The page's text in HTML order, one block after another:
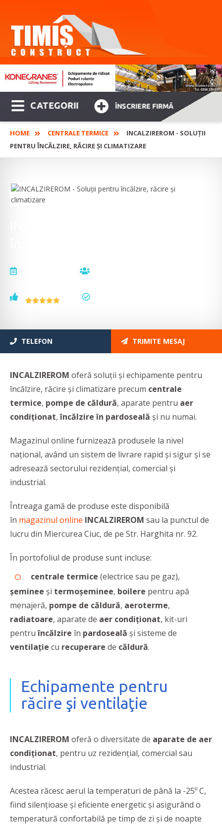
CATEGORII ÎNSCRIERE FIRMĂ
HOME CENTRALE TERMICE
INCALZIREROM - SOLUŢII
PENTRU ÎNCĂLZIRE, RĂCIRE ŞI CLIMATIZARE
TELEFON TRIMITE MESAJ
INCALZIREROM oferă soluţii şi echipamente pentru
încălzire, răcire şi climatizare precum centrale
termice, pompe de căldură, aparate pentru aer
condiţionat,încălzire în pardoseală şi nu numai.
Magazinul online furnizează produsele la nivel
național, având un sistem de livrare rapid şi sigur și se
adresează sectorului rezidenţial, comercial şi
industrial.
Întreaga gamă de produse este disponibilă
în magazinul online INCALZIREROM sau la punctul de
lucru din Miercurea Ciuc, de pe Str. Harghita nr. 92.
În portofoliul de produse sunt incluse:
centrale termice (electrice sau pe gaz),
şeminee şi termoşeminee, boilere pentru apă
menajeră, pompe de căldură, aeroterme,
radiatoare, aparate de aer condiţionat, kit-uri
pentruîncălzire în pardoseală şi sisteme de
ventilaţie cu recuperare de căldură.
Echipamente pentru
răcire şi ventilaţie
INCALZIREROM oferă o diversitate de aparate de aer
condiţionat, pentru uz rezidenţial, comercial sau
industrial.
Acestea răcesc aerul la temperaturi de până la -25º C,
fiind silenţioase şi eficiente energetic şi asigurând o
temperatură confortabilă pe timp de zi şi de noapte